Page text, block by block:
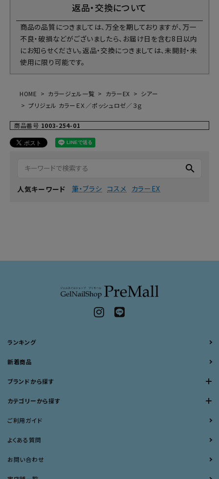
返品・交換について
商品の品質につきましては、万全を期しておりますが、万一
不良・破損などがございましたら、お届け日を含む8日以内
にお知らせください。返品・交換につきましては、未開封・未
使用に限り可能です。
HOME カラージェル一覧 カラーEX
シアー
プリジェル カラーＥＸ／ポッシュロゼ／３ｇ
商品番号 1003-254-01
search
人気キーワード 筆・ブラシ コスメ カラーEX
ランキング
新着商品
ブランドから探す
カテゴリーから探す
ご利用ガイド
よくある質問
お問い合わせ